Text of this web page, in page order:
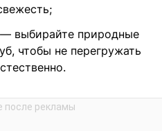
— выбирайте природные
чтобы не перегружать